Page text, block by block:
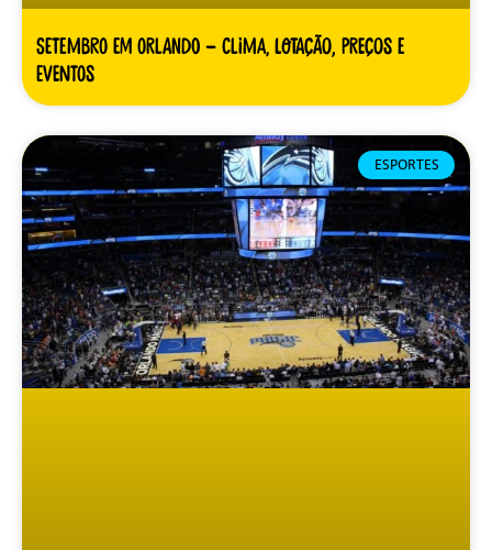
Setembro em Orlando – clima, lotação, preços e
eventos
ESPORTES